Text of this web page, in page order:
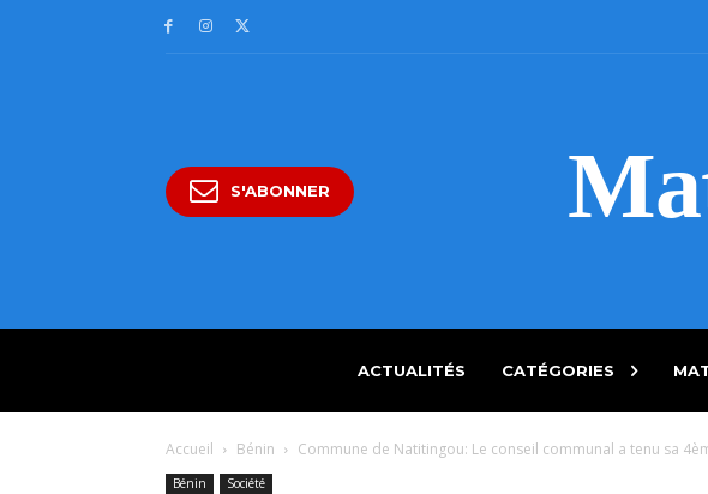
S'ABONNER
ACTUALITÉS CATÉGORIES
Accueil Bénin Commune de Natitingou: Le conseil communal a tenu sa
Bénin Société